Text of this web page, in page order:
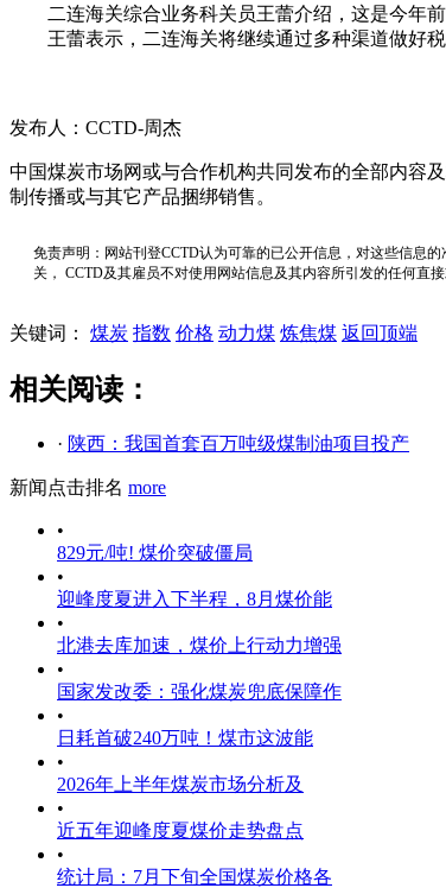
二连海关综合业务科关员王蕾介绍，这是今年前
王蕾表示，二连海关将继续通过多种渠道做好税
发布人：CCTD-周杰
中国煤炭市场网或与合作机构共同发布的全部内容
制传播或与其它产品捆绑销售。
免责声明：网站刊登CCTD认为可靠的已公开信息，对这些信息
关， CCTD及其雇员不对使用网站信息及其内容所引发的任何直接
关键词： 煤炭 指数 价格 动力煤 炼焦煤 返回顶端
相关阅读：
· 陕西：我国首套百万吨级煤制油项目投产
新闻点击排名 more
•
829元/吨! 煤价突破僵局
•
迎峰度夏进入下半程，8月煤价能
•
北港去库加速，煤价上行动力增强
•
国家发改委：强化煤炭兜底保障作
•
日耗首破240万吨！煤市这波能
•
2026年上半年煤炭市场分析及
•
近五年迎峰度夏煤价走势盘点
•
统计局：7月下旬全国煤炭价格各